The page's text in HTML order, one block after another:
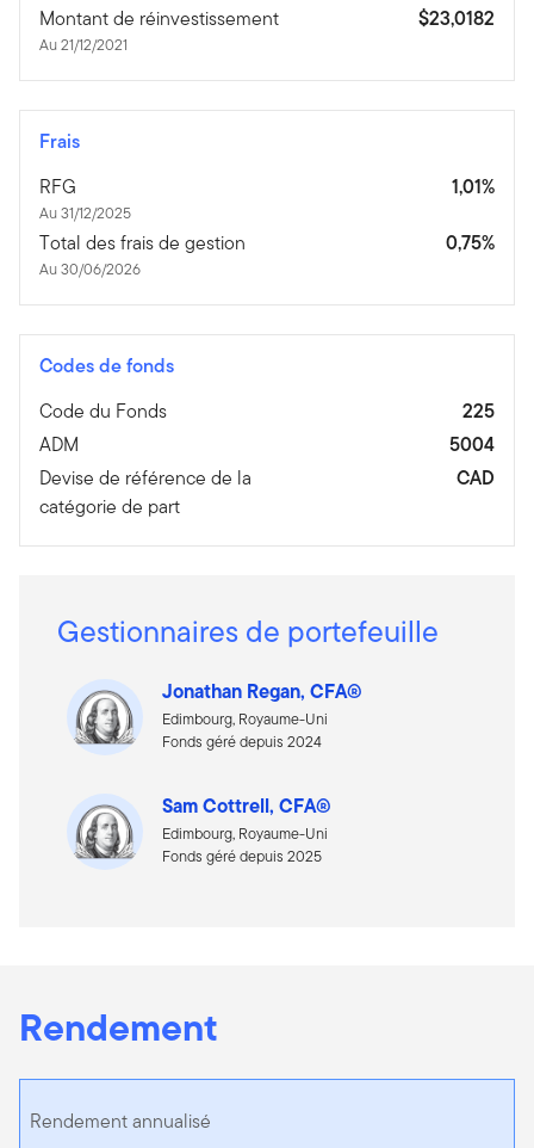
Montant de réinvestissement
Au 21/12/2021
$23,0182
Frais
RFG
Au 31/12/2025
1,01%
Total des frais de gestion
Au 30/06/2026
0,75%
Codes de fonds
Code du Fonds
225
ADM
5004
Devise de référence de la
catégorie de part
CAD
Gestionnaires de portefeuille
Jonathan Regan, CFA®
Edimbourg, Royaume-Uni
Fonds géré depuis 2024
Sam Cottrell, CFA®
Edimbourg, Royaume-Uni
Fonds géré depuis 2025
Rendement
Rendement annualisé